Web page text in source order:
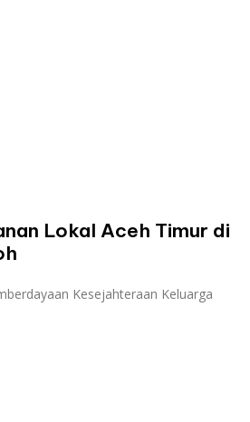
Lokal Aceh Timur di
Kesejahteraan Keluarga